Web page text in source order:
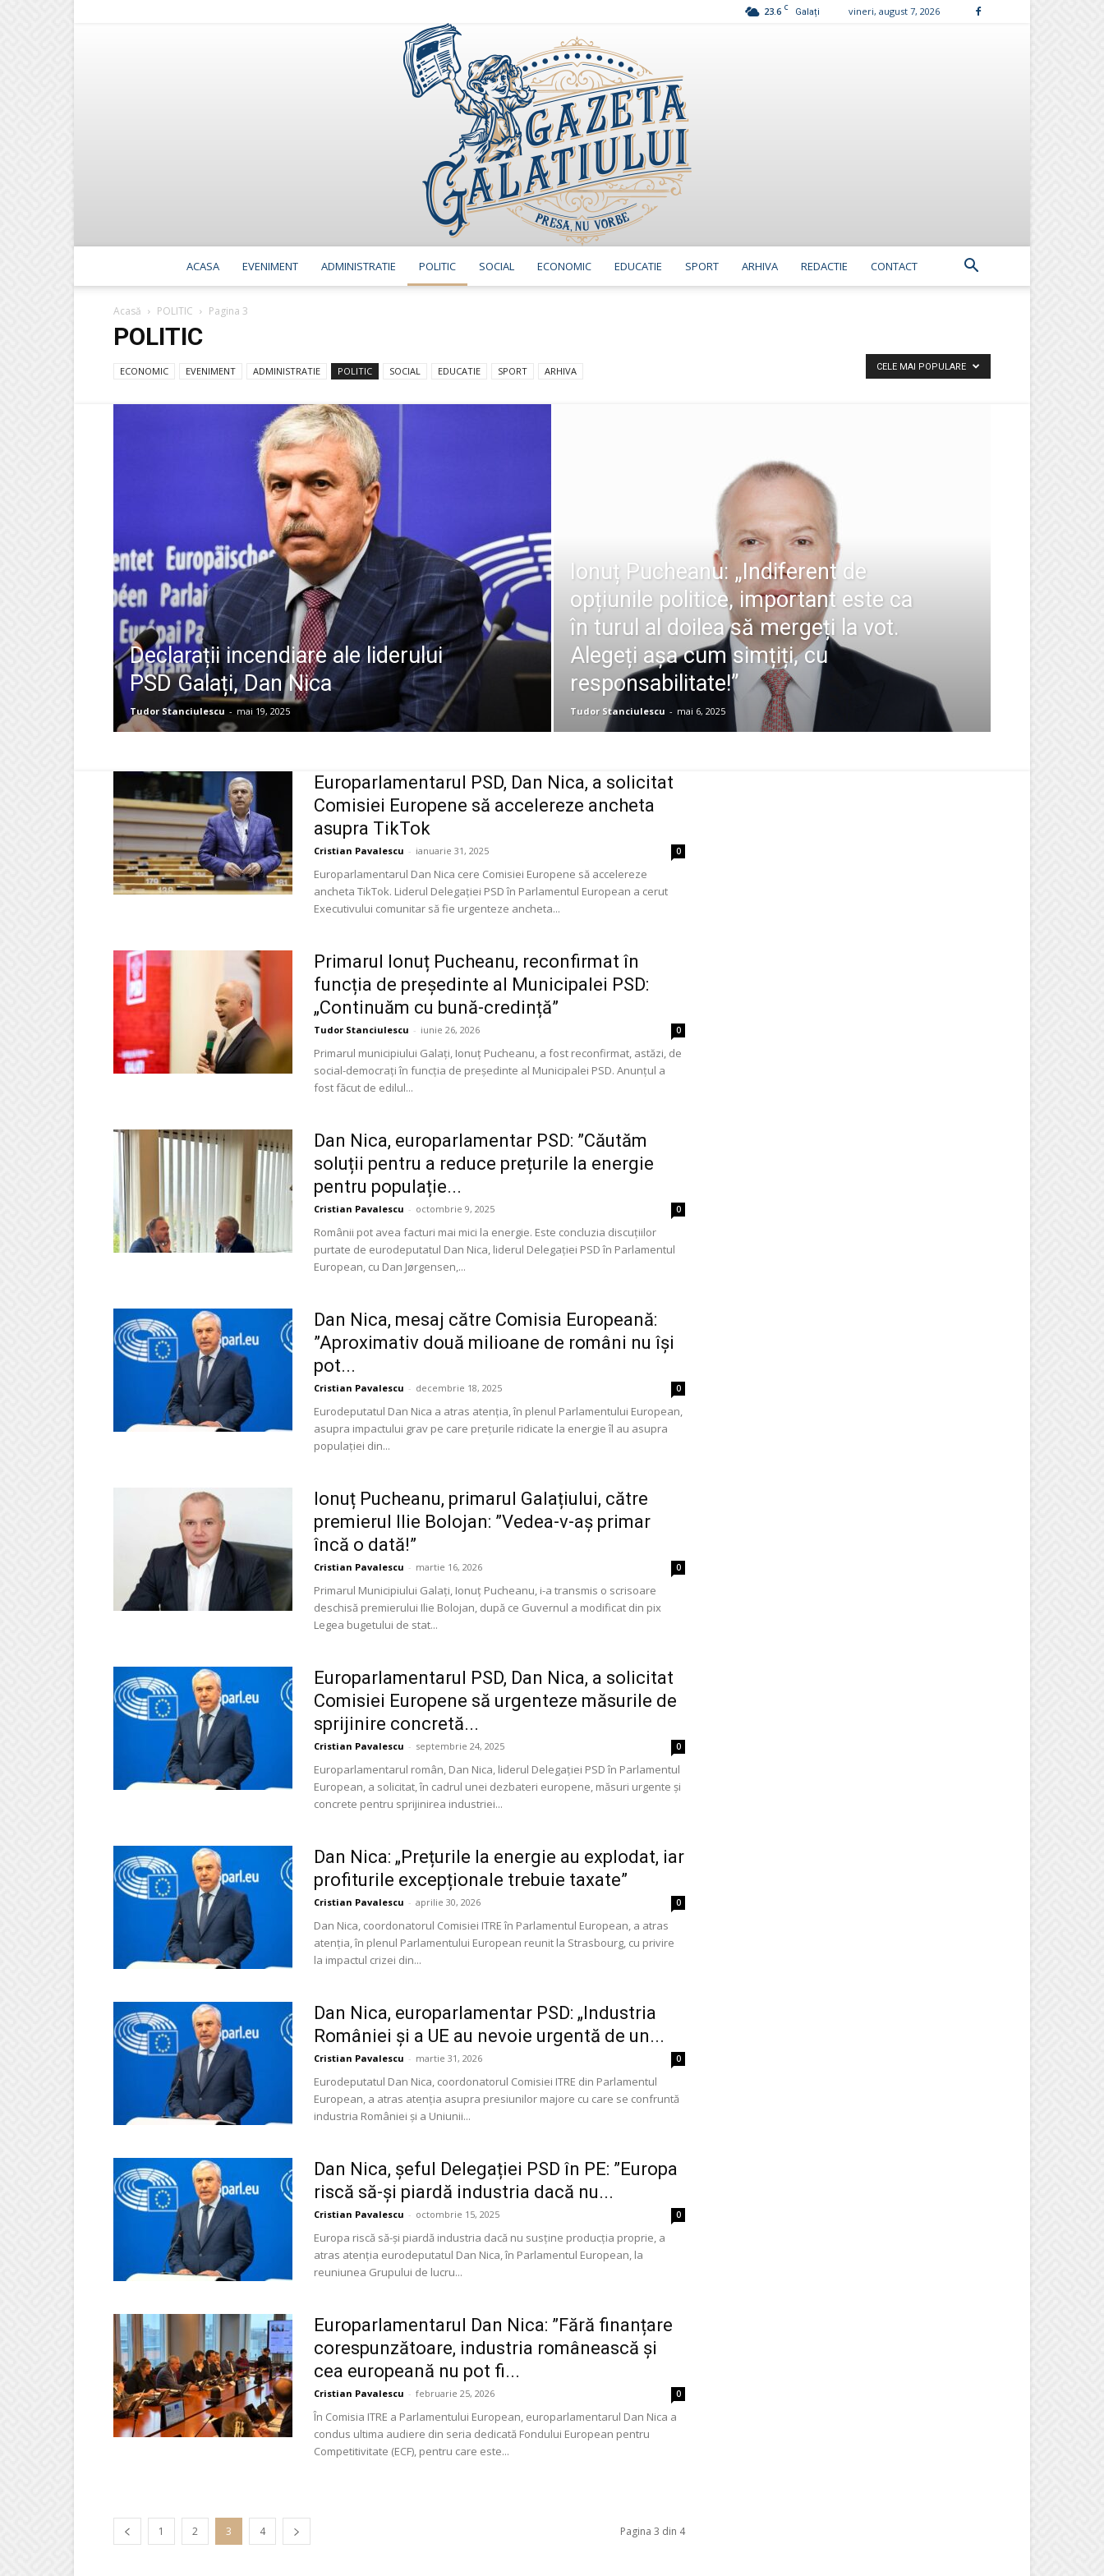
23.6 C Galați vineri, august 7, 2026
ACASA EVENIMENT ADMINISTRATIE POLITIC SOCIAL ECONOMIC EDUCATIE SPORT ARHIVA REDACTIE CONTACT
Acasă POLITIC Pagina 3
POLITIC
ECONOMIC EVENIMENT ADMINISTRATIE POLITIC SOCIAL EDUCATIE SPORT ARHIVA CELE MAI POPULARE
Declarații incendiare ale liderului
PSD Galați, Dan Nica
Tudor Stanciulescu - mai 19, 2025
Ionuț Pucheanu: „Indiferent de
opțiunile politice, important este ca
în turul al doilea să mergeți la vot.
Alegeți așa cum simțiți, cu
responsabilitate!”
Tudor Stanciulescu - mai 6, 2025
Europarlamentarul PSD, Dan Nica, a solicitat
Comisiei Europene să accelereze ancheta
asupra TikTok
Cristian Pavalescu - ianuarie 31, 2025 0
Europarlamentarul Dan Nica cere Comisiei Europene să accelereze
ancheta TikTok. Liderul Delegației PSD în Parlamentul European a cerut
Executivului comunitar să fie urgenteze ancheta...
Primarul Ionuț Pucheanu, reconfirmat în
funcția de președinte al Municipalei PSD:
„Continuăm cu bună-credință”
Tudor Stanciulescu - iunie 26, 2026 0
Primarul municipiului Galați, Ionuț Pucheanu, a fost reconfirmat, astăzi, de
social-democrați în funcția de președinte al Municipalei PSD. Anunțul a
fost făcut de edilul...
Dan Nica, europarlamentar PSD: ”Căutăm
soluții pentru a reduce prețurile la energie
pentru populație...
Cristian Pavalescu - octombrie 9, 2025 0
Românii pot avea facturi mai mici la energie. Este concluzia discuțiilor
purtate de eurodeputatul Dan Nica, liderul Delegației PSD în Parlamentul
European, cu Dan Jørgensen,...
Dan Nica, mesaj către Comisia Europeană:
”Aproximativ două milioane de români nu își
pot...
Cristian Pavalescu - decembrie 18, 2025 0
Eurodeputatul Dan Nica a atras atenția, în plenul Parlamentului European,
asupra impactului grav pe care prețurile ridicate la energie îl au asupra
populației din...
Ionuț Pucheanu, primarul Galațiului, către
premierul Ilie Bolojan: ”Vedea-v-aș primar
încă o dată!”
Cristian Pavalescu - martie 16, 2026 0
Primarul Municipiului Galați, Ionuț Pucheanu, i-a transmis o scrisoare
deschisă premierului Ilie Bolojan, după ce Guvernul a modificat din pix
Legea bugetului de stat...
Europarlamentarul PSD, Dan Nica, a solicitat
Comisiei Europene să urgenteze măsurile de
sprijinire concretă...
Cristian Pavalescu - septembrie 24, 2025 0
Europarlamentarul român, Dan Nica, liderul Delegației PSD în Parlamentul
European, a solicitat, în cadrul unei dezbateri europene, măsuri urgente și
concrete pentru sprijinirea industriei...
Dan Nica: „Prețurile la energie au explodat, iar
profiturile excepționale trebuie taxate”
Cristian Pavalescu - aprilie 30, 2026 0
Dan Nica, coordonatorul Comisiei ITRE în Parlamentul European, a atras
atenția, în plenul Parlamentului European reunit la Strasbourg, cu privire
la impactul crizei din...
Dan Nica, europarlamentar PSD: „Industria
României și a UE au nevoie urgentă de un...
Cristian Pavalescu - martie 31, 2026 0
Eurodeputatul Dan Nica, coordonatorul Comisiei ITRE din Parlamentul
European, a atras atenția asupra presiunilor majore cu care se confruntă
industria României și a Uniunii...
Dan Nica, șeful Delegației PSD în PE: ”Europa
riscă să-și piardă industria dacă nu...
Cristian Pavalescu - octombrie 15, 2025 0
Europa riscă să-și piardă industria dacă nu susține producția proprie, a
atras atenția eurodeputatul Dan Nica, în Parlamentul European, la
reuniunea Grupului de lucru...
Europarlamentarul Dan Nica: ”Fără finanțare
corespunzătoare, industria românească și
cea europeană nu pot fi...
Cristian Pavalescu - februarie 25, 2026 0
În Comisia ITRE a Parlamentului European, europarlamentarul Dan Nica a
condus ultima audiere din seria dedicată Fondului European pentru
Competitivitate (ECF), pentru care este...
1 2 3 4 Pagina 3 din 4